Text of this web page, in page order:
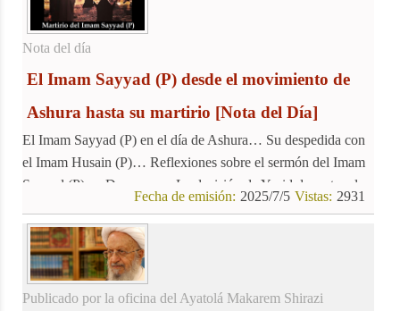
Nota del día
El Imam Sayyad (P) desde el movimiento de
Ashura hasta su martirio [Nota del Día]
El Imam Sayyad (P) en el día de Ashura… Su despedida con
el Imam Husain (P)… Reflexiones sobre el sermón del Imam
Sayyad (P) en Damasco… La decisión de Yazid de matar al
2931
Vistas:
2025/7/5
Fecha de emisión:
Publicado por la oficina del Ayatolá Makarem Shirazi